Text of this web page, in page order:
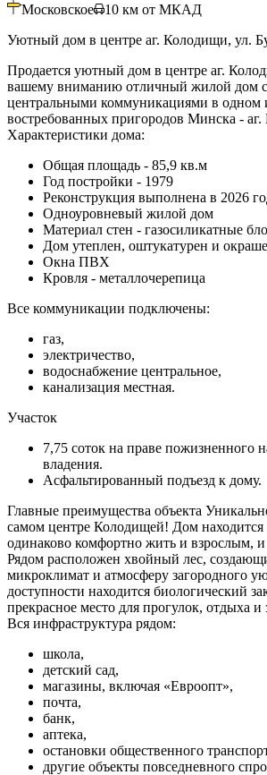
Московское 10 км от МКАД
Уютный дом в центре аг. Колодищи, ул.
Продается уютный дом в центре аг.
вашему вниманию отличный жилой дом
центральными коммуникациями в одном
востребованных пригородов Минска -
Характеристики дома:
Общая площадь - 85,9 кв.м
Год постройки - 1979
Реконструкция выполнена в 2026
Одноуровневый жилой дом
Материал стен - газосиликатные
Дом утеплен, оштукатурен и
Окна ПВХ
Кровля - металлочерепица
Все коммуникации подключены:
газ,
электричество,
водоснабжение центральное,
канализация местная.
Участок
7,75 соток на праве пожизненного
владения.
Асфальтированный подъезд к дому.
Главные преимущества объекта
самом центре Колодищей! Дом находится
одинаково комфортно жить и взрослым, и
Рядом расположен хвойный лес,
микроклимат и атмосферу загородного
доступности находится биологический
прекрасное место для прогулок, отдыха и
Вся инфраструктура рядом:
школа,
детский сад,
магазины, включая «Евроопт»,
почта,
банк,
аптека,
остановки общественного
другие объекты повседневного